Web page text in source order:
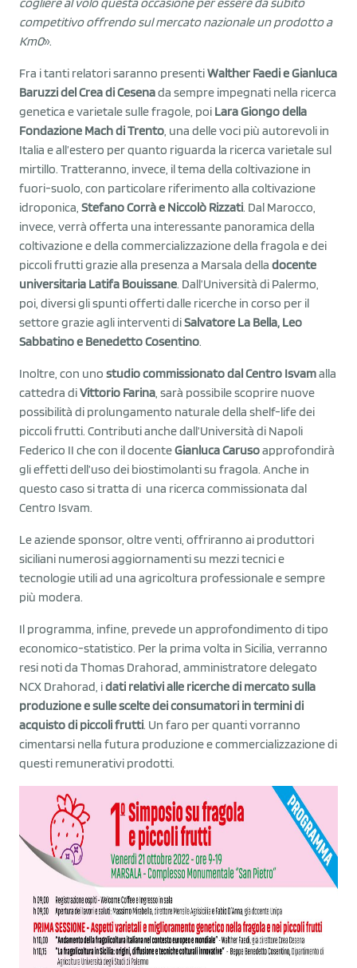
competitivo offrendosul mercato nazionale un prodotto a
Km0».
Fra i tanti relatori saranno presentiWalther Faedi e Gianluca
Baruzzi del Crea di Cesenada sempre impegnati nella ricerca
genetica e varietale sulle fragole, poi Lara Giongo della
Fondazione Mach di Trento , una delle voci più autorevoli in
Italia e all’estero per quanto riguarda la ricerca varietale sul
mirtillo. Tratteranno, invece, il tema della coltivazione in
fuori-suolo, con particolare riferimento alla coltivazione
idroponica, Stefano Corrà e Niccolò Rizzati. Dal Marocco,
invece, verrà offerta una interessante panoramica della
coltivazione e della commercializzazione della fragola e dei
piccoli frutti grazie alla presenza a Marsala della docente
universitaria Latifa Bouissane. Dall’Università di Palermo,
poi, diversi gli spunti offerti dalle ricerche in corso per il
settore grazie agli interventi diSalvatore La Bella, Leo
Sabbatino e Benedetto Cosentino.
Inoltre, con uno studio commissionato dal Centro Isvamalla
cattedra diVittorio Farina , sarà possibile scoprire nuove
possibilità di prolungamento naturale della shelf-life dei
piccoli frutti. Contributi anche dall’Università di Napoli
Federico II che con il docenteGianluca Carusoapprofondirà
gli effetti dell’uso dei biostimolanti su fragola. Anche in
questo caso si tratta di una ricerca commissionata dal
Centro Isvam.
Le aziende sponsor, oltre venti, offriranno ai produttori
siciliani numerosi aggiornamenti su mezzi tecnici e
tecnologie utili ad una agricoltura professionale e sempre
più modera.
Il programma, infine, prevede un approfondimento di tipo
economico-statistico. Per la prima volta in Sicilia, verranno
resi noti da Thomas Drahorad, amministratore delegato
NCX Drahorad, idati relativi alle ricerche di mercato sulla
produzione e sulle scelte dei consumatori in termini di
acquisto di piccoli frutti. Un faro per quanti vorranno
cimentarsi nella futura produzione e commercializzazione di
questi remunerativi prodotti.